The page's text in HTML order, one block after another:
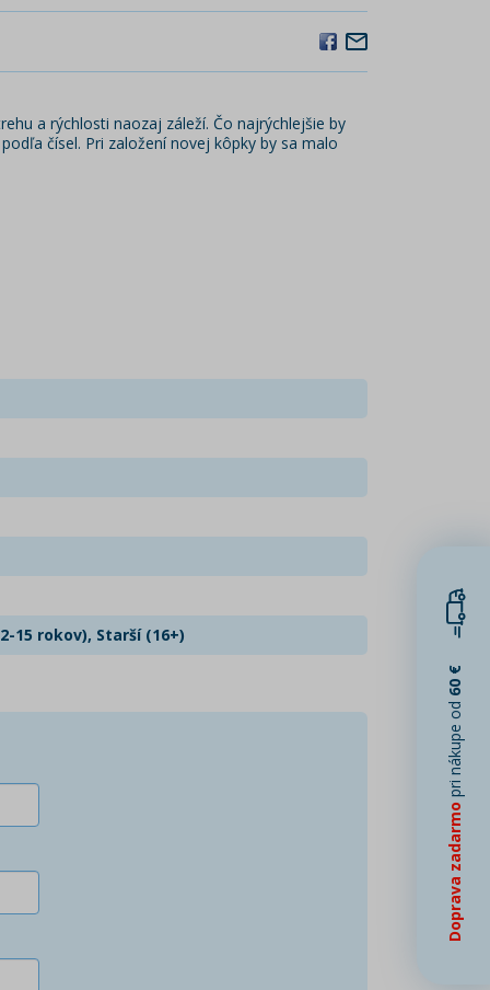
a rýchlosti naozaj záleží. Čo najrýchlejšie by
čísel. Pri založení novej kôpky by sa malo
15 rokov), Starší (16+)
Doprava zadarmo
pri nákupe od
60 €